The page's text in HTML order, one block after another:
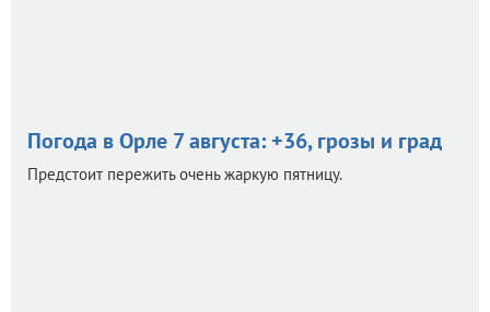
Погода в Орле 7 августа: +36, грозы и град
Предстоит пережить очень жаркую пятницу.